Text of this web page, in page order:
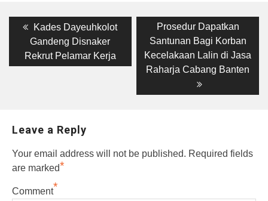
Post
navigation
Previous
post:
Kades Dayeuhkolot
Gandeng Disnaker
Rekrut Pelamar Kerja
Next
post:
Prosedur Dapatkan
Santunan Bagi Korban
Kecelakaan Lalin di Jasa
Raharja Cabang Banten
Leave a Reply
Your email address will not be published. Required fields
are marked*
Comment*